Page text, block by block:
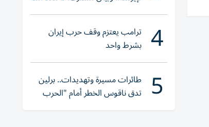
للجريمة المنظمة
4 ترامب يعتزم وقف حرب إيران
بشرط واحد
5 طائرات مسيرة وتهديدات.. برلين
تدق ناقوس الخطر أمام "الحرب